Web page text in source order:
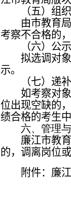
（五）组
由市教育
考察不合格的
（六）公示
拟选调对
示。
（七）递补
如考察对
位出现空缺的，
绩合格的考生
六、管理
廉江市教
的，调离岗位
附件： 廉